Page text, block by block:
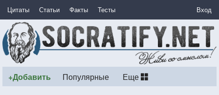
Цитаты Статьи Факты Тесты Вход
+Добавить Популярные Еще